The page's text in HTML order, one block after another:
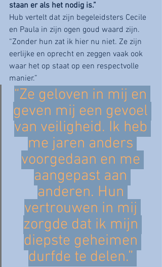
staan er als het nodig is.”
Hub vertelt dat zijn begeleidsters Cecile
en Paula in zijn ogen goud waard zijn.
“Zonder hun zat ik hier nu niet. Ze zijn
eerlijke en oprecht en zeggen vaak ook
waar het op staat op een respectvolle
manier.”
“Ze geloven in mij en
geven mij een gevoel
van veiligheid. Ik heb
me jaren anders
voorgedaan en me
aangepast aan
anderen. Hun
vertrouwen in mij
zorgde dat ik mijn
diepste geheimen
durfde te delen.”